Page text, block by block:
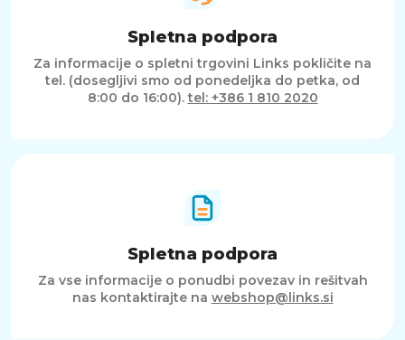
Spletna podpora
Za informacije o spletni trgovini Links pokličite na
tel. (dosegljivi smo od ponedeljka do petka, od
8:00 do 16:00).tel: +386 1 810 2020
Spletna podpora
Za vse informacije o ponudbi povezav in rešitvah
nas kontaktirajte na webshop@links.si